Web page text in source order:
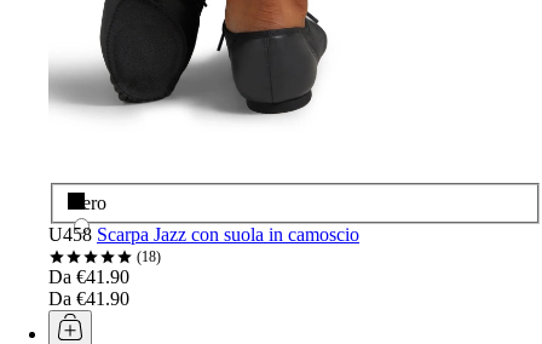
Nero
U458 Scarpa Jazz con suola in camoscio
18
Da €41.90
Da €41.90